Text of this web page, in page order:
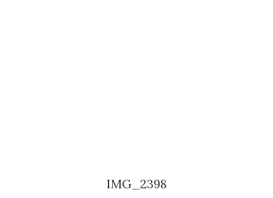
IMG_2398